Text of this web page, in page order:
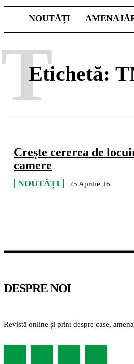
NOUTĂȚI
Etichetă:
T
Crește cererea de
camere
NOUTĂȚI 25 Aprilie 16
DESPRE NOI
Revistă online și print despre case,